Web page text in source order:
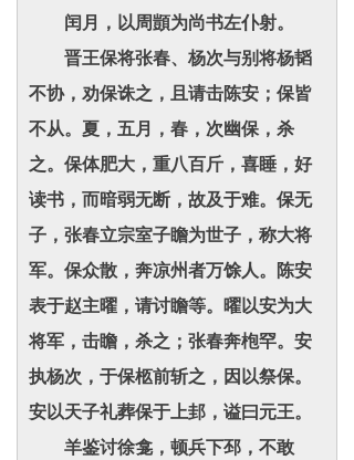
闰月，以周顗为尚书左仆射。
晋王保将张春、杨次与别将杨韬
不协，劝保诛之，且请击陈安；保皆
不从。夏，五月，春，次幽保，杀
之。保体肥大，重八百斤，喜睡，好
读书，而暗弱无断，故及于难。保无
子，张春立宗室子瞻为世子，称大将
军。保众散，奔凉州者万馀人。陈安
表于赵主曜，请讨瞻等。曜以安为大
将军，击瞻，杀之；张春奔枹罕。安
执杨次，于保柩前斩之，因以祭保。
安以天子礼葬保于上邽，谥曰元王。
羊鉴讨徐龛，顿兵下邳，不敢